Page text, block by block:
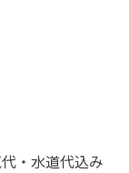
・水道代込み